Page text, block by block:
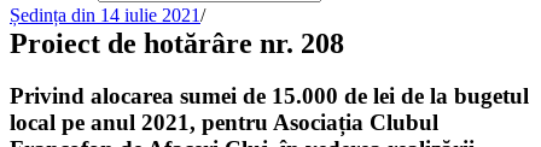
Ședința din 14 iulie 2021/
Proiect de hotărâre nr. 208
Privind alocarea sumei de 15.000 de lei de la bugetul
local pe anul 2021, pentru Asociația Clubul